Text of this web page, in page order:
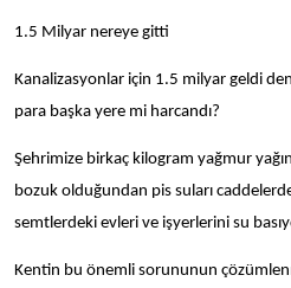
1.5 Milyar nereye gitti
Kanalizasyonlar için 1.5 milyar geldi
para başka yere mi harcandı?
Şehrimize birkaç kilogram yağmur
bozuk olduğundan pis suları
semtlerdeki evleri ve işyerlerini su
Kentin bu önemli sorununun